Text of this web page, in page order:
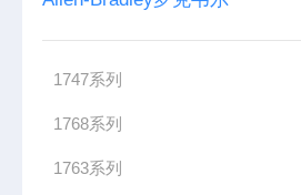
1747系列
1768系列
1763系列